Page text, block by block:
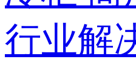
行业解